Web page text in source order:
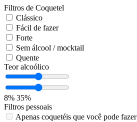
Filtros de Coquetel
Clássico
Fácil de fazer
Forte
Sem álcool / mocktail
Quente
Teor alcoólico
8% 35%
Filtros pessoais
Apenas coquetéis que você pode fazer